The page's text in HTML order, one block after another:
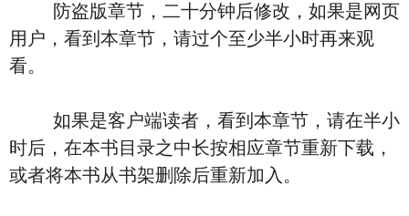
防盗版章节，二十分钟后修改，如果是网页
用户，看到本章节，请过个至少半小时再来观
看。
如果是客户端读者，看到本章节，请在半小
时后，在本书目录之中长按相应章节重新下载，
或者将本书从书架删除后重新加入。